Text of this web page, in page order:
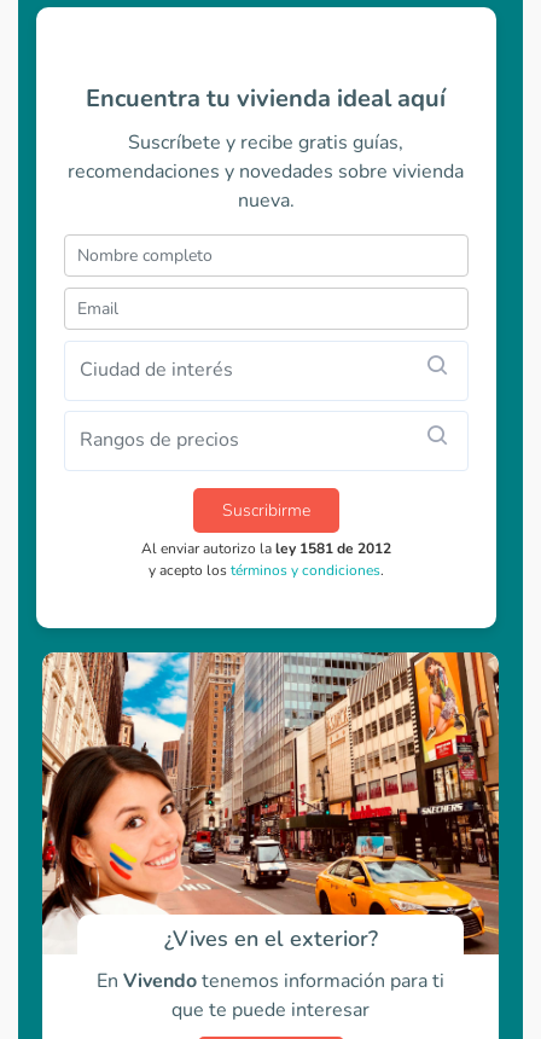
Encuentra tu vivienda ideal aquí
Suscríbete y recibe gratis guías,
recomendaciones y novedades sobre vivienda
nueva.
Ciudad de interés
Rangos de precios
Suscribirme
Al enviar autorizo laley 1581 de 2012
y acepto lostérminos y condiciones.
¿Vives en el exterior?
En Vivendotenemos información para ti
que te puede interesar